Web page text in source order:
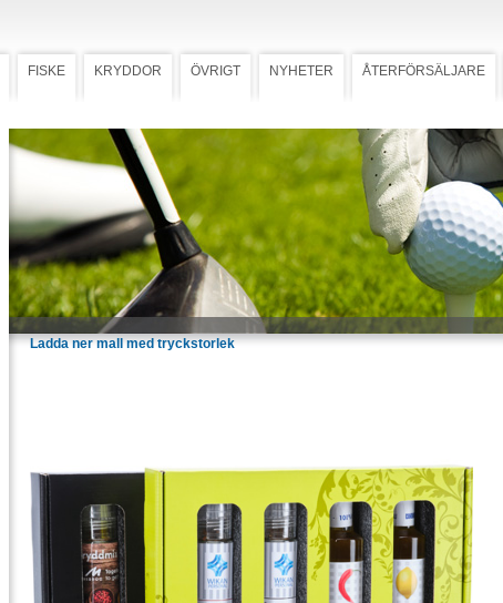
FISKE KRYDDOR ÖVRIGT NYHETER ÅTERFÖRSÄLJARE
Sommarlåda Deluxe
Sommar Deluxe (Art.
750)
Två kryddburkar med valfri smak samt två
valfria oljor. Priset inkluderar tryck på de två
burkarna på standard- eller egendesignad
etikett 90 x 74 mm. Oljan levereras med
standardetikett utan logotyp. Asken kan fås
svart eller grön.
Ladda ner mall med tryckstorlek
Ladda ner högupplöst bild